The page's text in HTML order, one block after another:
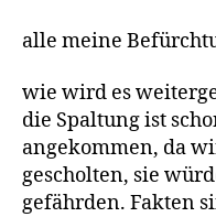
alle meine
wie wird es
die Spaltung ist
angekommen, da
gescholten, sie
gefährden. Fakten